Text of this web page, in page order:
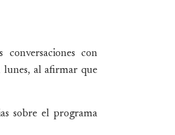
con
lunes, al afirmar que
sobre el programa